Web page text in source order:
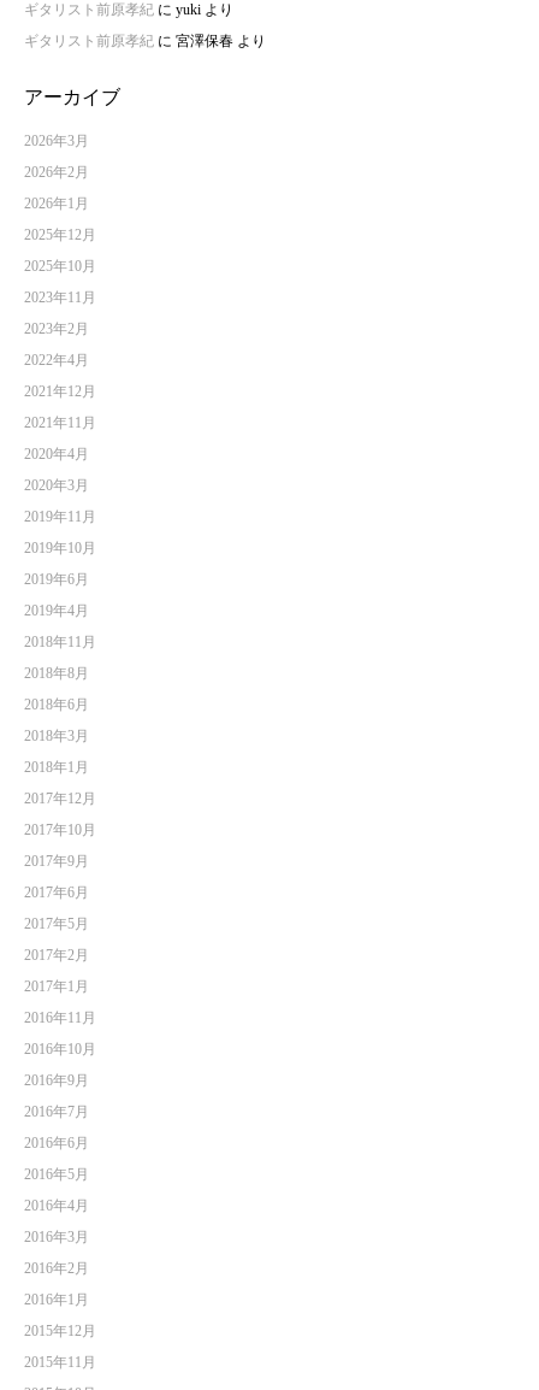
ギタリスト前原孝紀 に yuki より
ギタリスト前原孝紀 に 宮澤保春 より
アーカイブ
2026年3月
2026年2月
2026年1月
2025年12月
2025年10月
2023年11月
2023年2月
2022年4月
2021年12月
2021年11月
2020年4月
2020年3月
2019年11月
2019年10月
2019年6月
2019年4月
2018年11月
2018年8月
2018年6月
2018年3月
2018年1月
2017年12月
2017年10月
2017年9月
2017年6月
2017年5月
2017年2月
2017年1月
2016年11月
2016年10月
2016年9月
2016年7月
2016年6月
2016年5月
2016年4月
2016年3月
2016年2月
2016年1月
2015年12月
2015年11月